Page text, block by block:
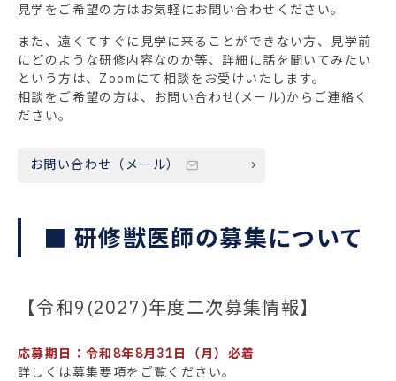
見学をご希望の方はお気軽にお問い合わせください。
また、遠くてすぐに見学に来ることができない方、見学前
にどのような研修内容なのか等、詳細に話を聞いてみたい
という方は、Zoomにて相談をお受けいたします。
相談をご希望の方は、お問い合わせ(メール)からご連絡く
ださい。
お問い合わせ（メール）
■ 研修獣医師の募集について
【令和9(2027)年度二次募集情報】
応募期日：令和8年8月31日（月）必着
詳しくは募集要項をご覧ください。